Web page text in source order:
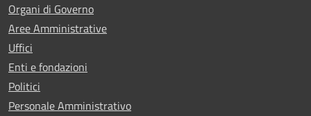
Organi di Governo
Aree Amministrative
Uffici
Enti e fondazioni
Politici
Personale Amministrativo